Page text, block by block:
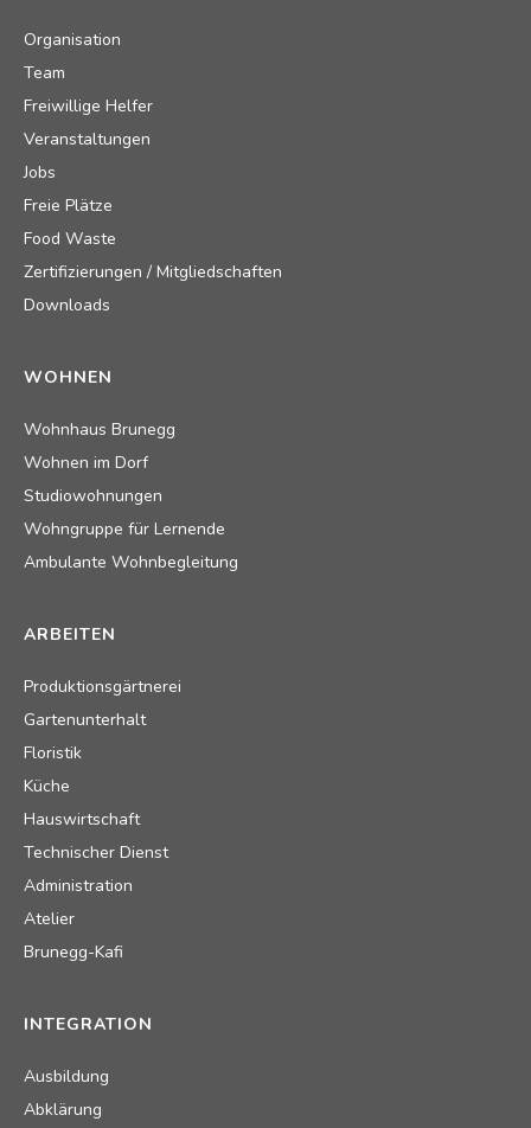
Organisation
Team
Freiwillige Helfer
Veranstaltungen
Jobs
Freie Plätze
Food Waste
Zertifizierungen / Mitgliedschaften
Downloads
WOHNEN
Wohnhaus Brunegg
Wohnen im Dorf
Studiowohnungen
Wohngruppe für Lernende
Ambulante Wohnbegleitung
ARBEITEN
Produktionsgärtnerei
Gartenunterhalt
Floristik
Küche
Hauswirtschaft
Technischer Dienst
Administration
Atelier
Brunegg-Kafi
INTEGRATION
Ausbildung
Abklärung